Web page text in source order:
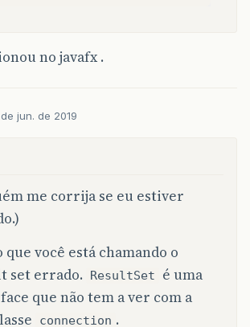
no javafx .
jun. de 2019
me corrija se eu estiver
que você está chamando o
set errado.
ResultSet
é uma
que não tem a ver com a
connection .